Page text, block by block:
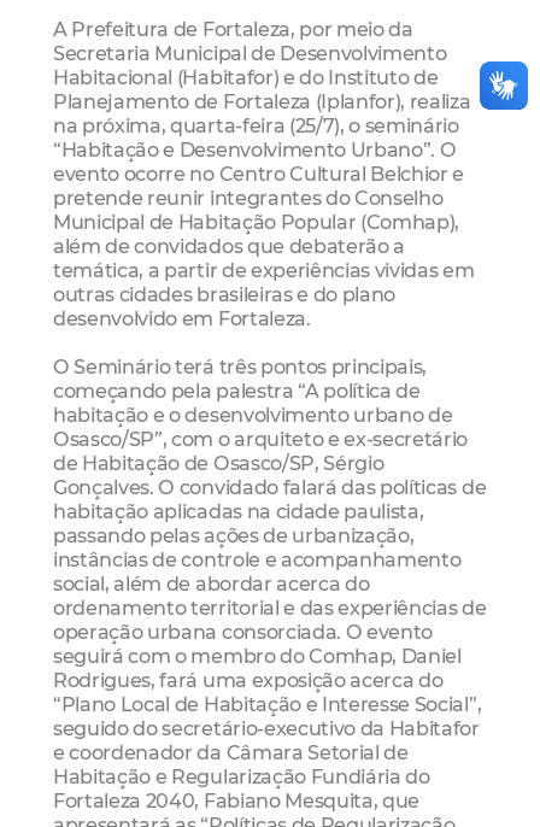
A Prefeitura de Fortaleza, por meio da
Secretaria Municipal de Desenvolvimento
Habitacional (Habitafor) e do Instituto de
Planejamento de Fortaleza (Iplanfor), realiza
na próxima, quarta-feira (25/7), o seminário
“Habitação e Desenvolvimento Urbano”. O
evento ocorre no Centro Cultural Belchior e
pretende reunir integrantes do Conselho
Municipal de Habitação Popular (Comhap),
além de convidados que debaterão a
temática, a partir de experiências vividas em
outras cidades brasileiras e do plano
desenvolvido em Fortaleza.
O Seminário terá três pontos principais,
começando pela palestra “A política de
habitação e o desenvolvimento urbano de
Osasco/SP”, com o arquiteto e ex-secretário
de Habitação de Osasco/SP, Sérgio
Gonçalves. O convidado falará das políticas de
habitação aplicadas na cidade paulista,
passando pelas ações de urbanização,
instâncias de controle e acompanhamento
social, além de abordar acerca do
ordenamento territorial e das experiências de
operação urbana consorciada. O evento
seguirá com o membro do Comhap, Daniel
Rodrigues, fará uma exposição acerca do
“Plano Local de Habitação e Interesse Social”,
seguido do secretário-executivo da Habitafor
e coordenador da Câmara Setorial de
Habitação e Regularização Fundiária do
Fortaleza 2040, Fabiano Mesquita, que